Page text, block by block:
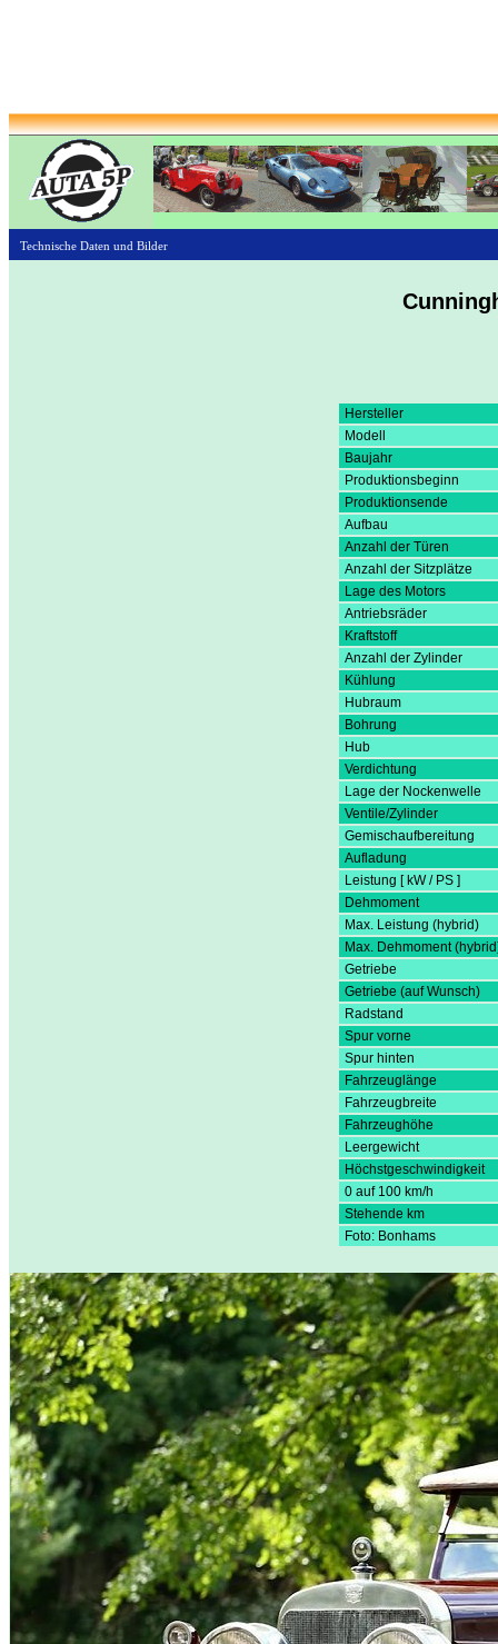
Technische Daten und Bilder
Hersteller
Modell
Baujahr
Produktionsbeginn
Produktionsende
Aufbau
Anzahl der Türen
Anzahl der Sitzplätze
Lage des Motors
Antriebsräder
Kraftstoff
Anzahl der Zylinder
Kühlung
Hubraum
Bohrung
Hub
Verdichtung
Lage der Nockenwelle
Ventile/Zylinder
Gemischaufbereitung
Aufladung
Leistung [ kW / PS ]
Dehmoment
Max. Leistung (hybrid)
Max. Dehmoment
Getriebe
Getriebe (auf Wunsch)
Radstand
Spur vorne
Spur hinten
Fahrzeuglänge
Fahrzeugbreite
Fahrzeughöhe
Leergewicht
Höchstgeschwindigkeit
0 auf 100 km/h
Stehende km
Foto: Bonhams